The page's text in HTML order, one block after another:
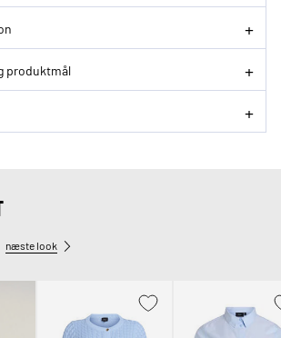
produktmål
næste look